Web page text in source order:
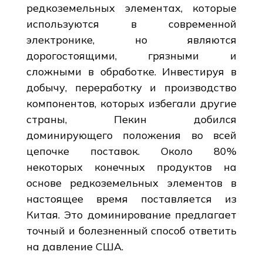
редкоземельных элементах, которые
используются в современной
электронике, но являются
дорогостоящими, грязными и
сложными в обработке. Инвестируя в
добычу, переработку и производство
компонентов, которых избегали другие
страны, Пекин добился
доминирующего положения во всей
цепочке поставок. Около 80%
некоторых конечных продуктов на
основе редкоземельных элементов в
настоящее время поставляется из
Китая. Это доминирование предлагает
точный и болезненный способ ответить
на давление США.